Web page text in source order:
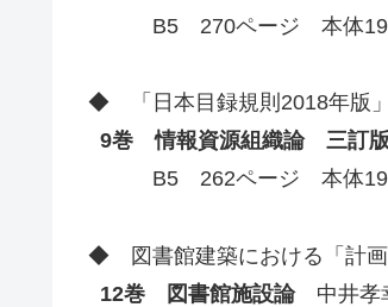
B5 270ページ 本体1900
◆ 「日本目録規則2018年版」
9巻 情報資源組織論 三訂版
B5 262ページ 本体1900
◆ 図書館建築における「計画
12巻 図書館施設論中井孝